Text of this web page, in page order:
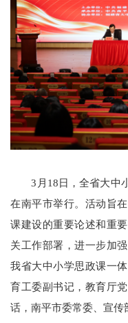
3月18日，全省大中小
在南平市举行。活动旨
课建设的重要论述和重
关工作部署，进一步加
我省大中小学思政课一
育工委副书记，教育厅
话，南平市委常委、宣传